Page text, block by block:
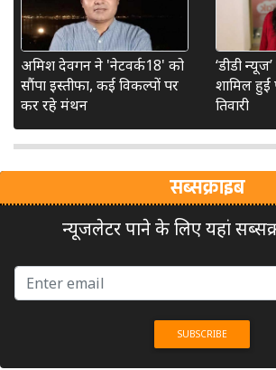
अमिश देवगन ने 'नेटवर्क18' को
सौंपा इस्तीफा, कई विकल्पों पर
कर रहे मंथन
‘डीडी
शामिल हुईं
तिवारी
सब्सक्राइब
न्यूजलेटर पाने के लिए यहां